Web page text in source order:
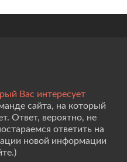
Вас интересует
сайта, на который
Ответ, вероятно, не
ответить на
новой информации